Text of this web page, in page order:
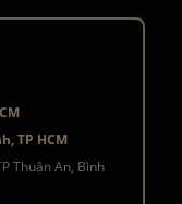
TP HCM
Thuận An, Bình